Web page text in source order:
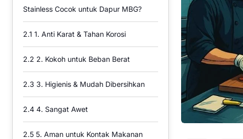
Stainless Cocok untuk Dapur MBG?
2.1 1. Anti Karat & Tahan Korosi
2.2 2. Kokoh untuk Beban Berat
2.3 3. Higienis & Mudah Dibersihkan
2.4 4. Sangat Awet
2.5 5. Aman untuk Kontak Makanan